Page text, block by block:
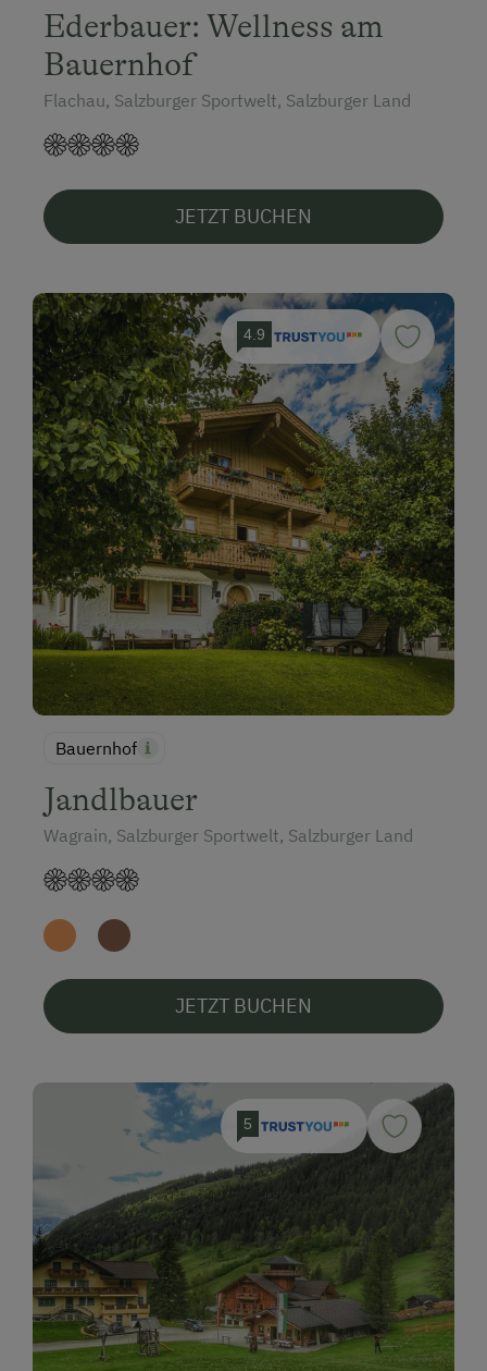
Ederbauer: Wellness am
Bauernhof
Flachau, Salzburger Sportwelt, Salzburger Land
JETZT BUCHEN
4.9
Bauernhof
Jandlbauer
Wagrain, Salzburger Sportwelt, Salzburger Land
JETZT BUCHEN
5